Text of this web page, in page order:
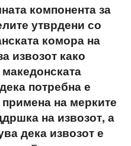
компонента за
утврдени со
комора на
извозот како
потребна е
на мерките
на извозот, а
дека извозот е